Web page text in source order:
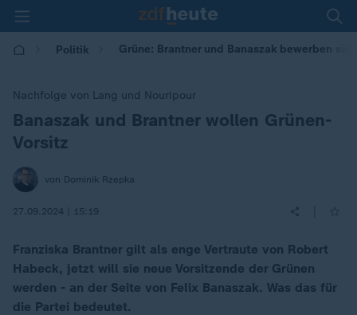
Politik Grüne: Brantner und Banaszak bewerben
Nachfolge von Lang und Nouripour
:Banaszak und Brantner wollen Grünen-
Vorsitz
von Dominik Rzepka
27.09.2024 | 15:19
Franziska Brantner gilt als enge Vertraute von Robert
Habeck, jetzt will sie neue Vorsitzende der Grünen
werden - an der Seite von Felix Banaszak. Was das für
die Partei bedeutet.